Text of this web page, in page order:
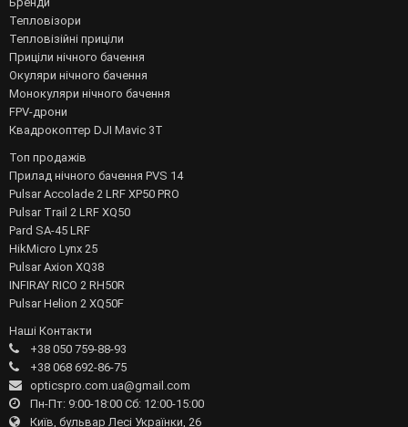
Тепловізори
Тепловізійні приціли
Приціли нічного бачення
Окуляри нічного бачення
Монокуляри нічного бачення
FPV-дрони
Квадрокоптер DJI Mavic 3T
Топ продажів
Прилад нічного бачення PVS 14
Pulsar Accolade 2 LRF XP50 PRO
Pulsar Trail 2 LRF XQ50
Pard SA-45 LRF
HikMicro Lynx 25
Pulsar Axion XQ38
INFIRAY RICO 2 RH50R
Pulsar Helion 2 XQ50F
Наші Контакти
+38 050 759-88-93
+38 068 692-86-75
opticspro.com.ua@gmail.com
Пн-Пт: 9:00-18:00 Сб: 12:00-15:00
Київ, бульвар Лесі Українки, 26